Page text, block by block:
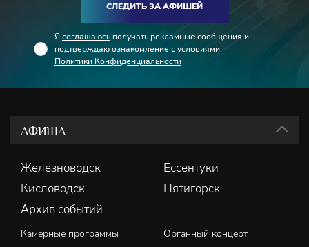
СЛЕДИТЬ ЗА АФИШЕЙ
Я соглашаюсь получать рекламные сообщения и
подтверждаю ознакомление с условиями
Политики Конфиденциальности
АФИША
Железноводск
Ессентуки
Кисловодск
Пятигорск
Архив событий
Камерные программы
Органный концерт